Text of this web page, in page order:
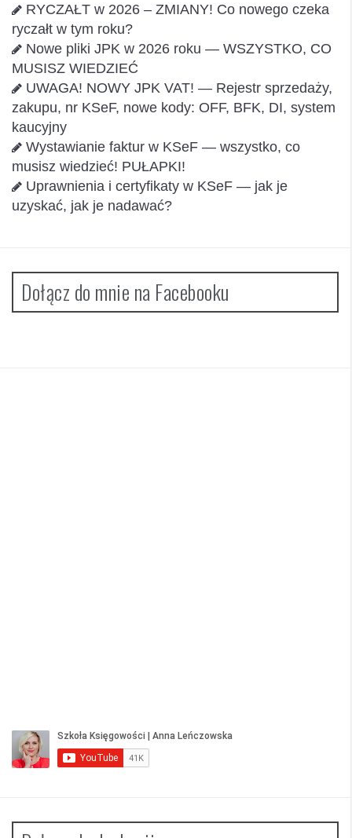
RYCZAŁT w 2026 – ZMIANY! Co nowego czeka
ryczałt w tym roku?
Nowe pliki JPK w 2026 roku — WSZYSTKO, CO
MUSISZ WIEDZIEĆ
UWAGA! NOWY JPK VAT! — Rejestr sprzedaży,
zakupu, nr KSeF, nowe kody: OFF, BFK, DI, system
kaucyjny
Wystawianie faktur w KSeF — wszystko, co
musisz wiedzieć! PUŁAPKI!
Uprawnienia i certyfikaty w KSeF — jak je
uzyskać, jak je nadawać?
Dołącz do mnie na Facebooku